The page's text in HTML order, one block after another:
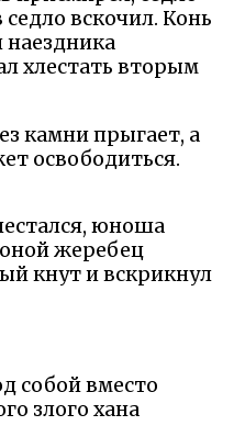
вскочил. Конь
наездника
хлестать вторым
камни прыгает, а
освободиться.
юноша
жеребец
кнут и вскрикнул
собой вместо
злого хана